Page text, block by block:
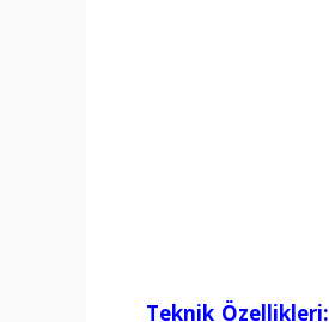
Teknik Özellikleri: